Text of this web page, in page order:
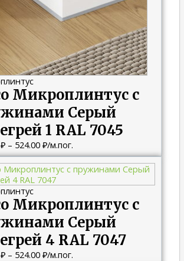
Микроплинтус с
Серый
1 RAL 7045
₽ – 524.00 ₽/м.пог.
Микроплинтус с
Серый
4 RAL 7047
₽ – 524.00 ₽
Диапазон
цен:
440.00 ₽
524.00 ₽
/м.пог.